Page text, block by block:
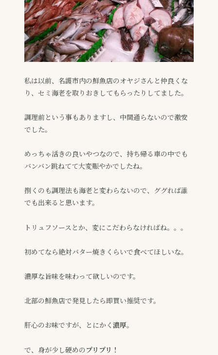
私は以前、名護市内の鮮魚店のオヤジさんと仲良くな
り、セミ海老を取りおきしてもらったりしてました。
調理前という事もありますし、中間通らないので激安
でした。
めっちゃ活きの良いやつなので、持ち帰る車の中でも
バンバン跳ねてて大変賑やかでしたね。
捌くのも調理法も海老と変わらないので、ググれば誰
でも出来ると思います。
トリュフソースとか、変にこだわらなければね。。。
初めてなら絶対バター焼きくらいで食べてほしいな。
濃厚な旨味を味わって欲しいのです。
北部の鮮魚店で発見したら即買い推奨です。
肝心のお味ですが、とにかく 濃厚。
で、身が少し硬めの プリプリ！